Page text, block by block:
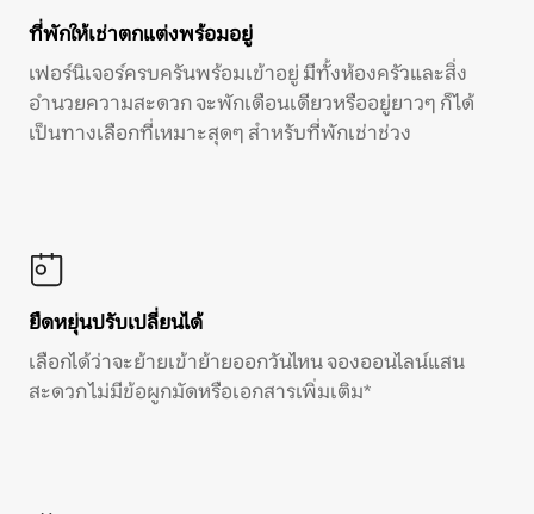
ที่พักให้เช่าตกแต่งพร้อมอยู่
เฟอร์นิเจอร์ครบครันพร้อมเข้าอยู่ มีทั้งห้องครัวและสิ่ง
อำนวยความสะดวก จะพักเดือนเดียวหรืออยู่ยาวๆ ก็ได้
เป็นทางเลือกที่เหมาะสุดๆ สำหรับที่พักเช่าช่วง
ยืดหยุ่นปรับเปลี่ยนได้
เลือกได้ว่าจะย้ายเข้าย้ายออกวันไหน จองออนไลน์แสน
สะดวก ไม่มีข้อผูกมัดหรือเอกสารเพิ่มเติม*